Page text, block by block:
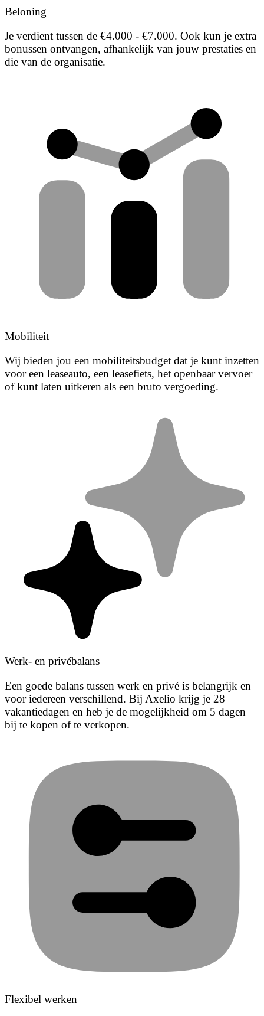
Beloning
Je verdient tussen de €4.000 - €7.000. Ook kun je extra
bonussen ontvangen, afhankelijk van jouw prestaties en
die van de organisatie.
Mobiliteit
Wij bieden jou een mobiliteitsbudget dat je kunt inzetten
voor een leaseauto, een leasefiets, het openbaar vervoer
of kunt laten uitkeren als een bruto vergoeding.
Werk- en privébalans
Een goede balans tussen werk en privé is belangrijk en
voor iedereen verschillend. Bij Axelio krijg je 28
vakantiedagen en heb je de mogelijkheid om 5 dagen
bij te kopen of te verkopen.
Flexibel werken